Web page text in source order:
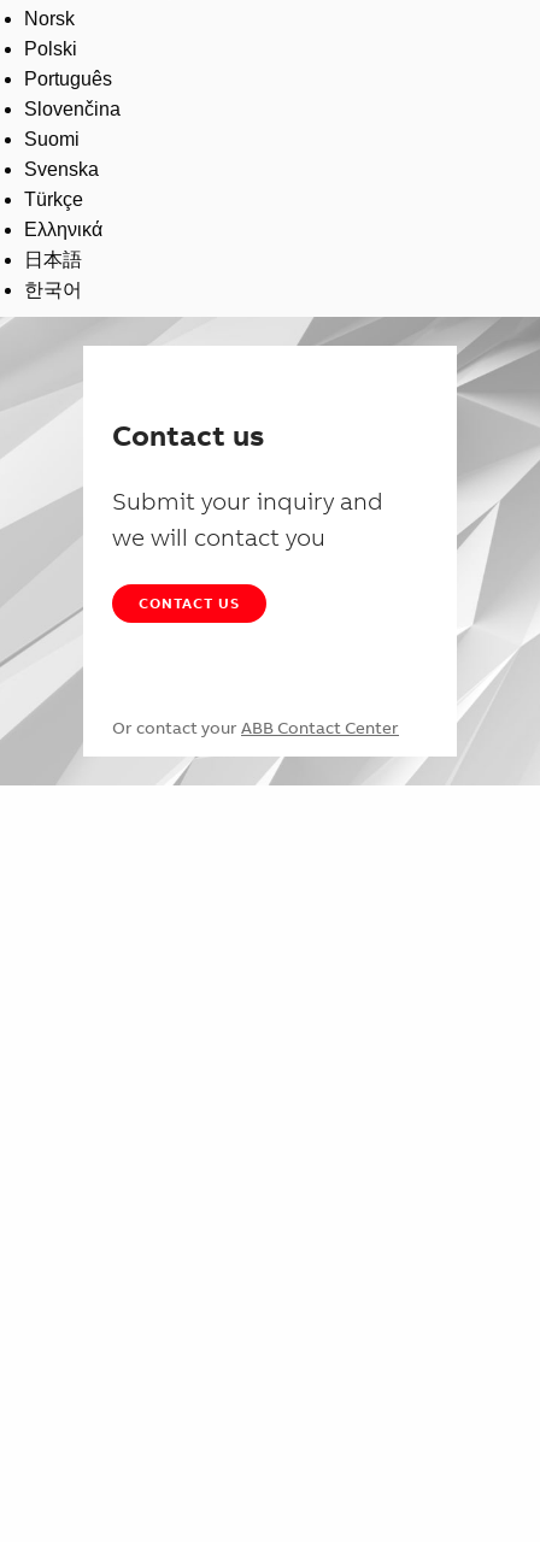
Norsk
Polski
Português
Slovenčina
Suomi
Svenska
Türkçe
Ελληνικά
日本語
한국어
Contact us
Submit your inquiry and
we will contact you
CONTACT US
Or contact your ABB Contact Center